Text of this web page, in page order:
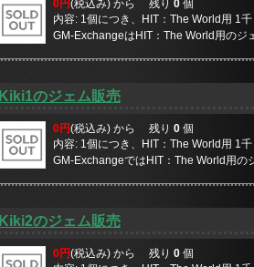
0円(税込み) から 残り 0個
内容: 1個につき、HIT：The World用 1
GM-ExchangeはHIT：The World用のジ
Kiki1のジェム販売
0円(税込み) から 残り0 個
内容: 1個につき、HIT：The World用 1
GM-ExchangeではHIT：The World用の
Kiki2のジェム販売
0円(税込み) から 残り0個